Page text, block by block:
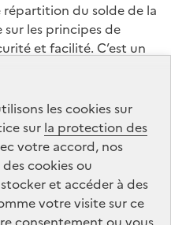
lescookiessur
sur la protection des
votre accord, nos
cookiesou
et accéder à des
votre visite sur ce
répartition du solde de la
sur les principes de
et facilité. C’est un
chargés de
supérieur. La Caisse
de répartition du solde
animation,
et assistance